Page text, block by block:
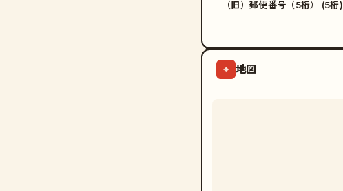
（旧）郵便番号（5桁） (5桁)
⌖ 地図